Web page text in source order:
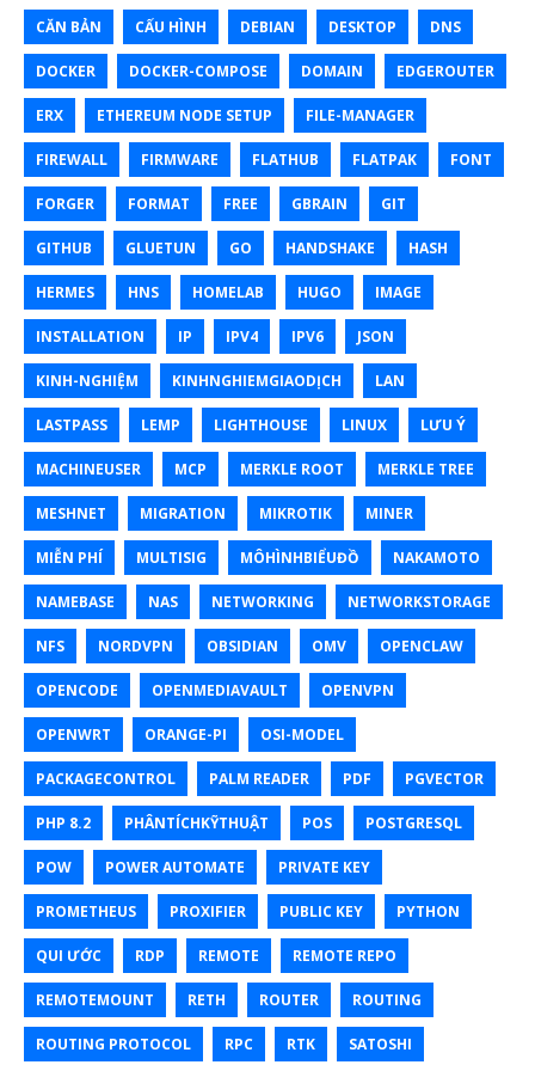
CĂN BẢN CẤU HÌNH DEBIAN DESKTOP DNS
DOCKER DOCKER-COMPOSE DOMAIN EDGEROUTER
ERX ETHEREUM NODE SETUP FILE-MANAGER
FIREWALL FIRMWARE FLATHUB FLATPAK FONT
FORGER FORMAT FREE GBRAIN GIT
GITHUB GLUETUN GO HANDSHAKE HASH
HERMES HNS HOMELAB HUGO IMAGE
INSTALLATION IP IPV4 IPV6 JSON
KINH-NGHIỆM KINHNGHIEMGIAODỊCH LAN
LASTPASS LEMP LIGHTHOUSE LINUX LƯU Ý
MACHINEUSER MCP MERKLE ROOT MERKLE TREE
MESHNET MIGRATION MIKROTIK MINER
MIỄN PHÍ MULTISIG MÔHÌNHBIỂUĐỒ NAKAMOTO
NAMEBASE NAS NETWORKING NETWORKSTORAGE
NFS NORDVPN OBSIDIAN OMV OPENCLAW
OPENCODE OPENMEDIAVAULT OPENVPN
OPENWRT ORANGE-PI OSI-MODEL
PACKAGECONTROL PALM READER PDF PGVECTOR
PHP 8.2 PHÂNTÍCHKỸTHUẬT POS POSTGRESQL
POW POWER AUTOMATE PRIVATE KEY
PROMETHEUS PROXIFIER PUBLIC KEY PYTHON
QUI ƯỚC RDP REMOTE REMOTE REPO
REMOTEMOUNT RETH ROUTER ROUTING
ROUTING PROTOCOL RPC RTK SATOSHI